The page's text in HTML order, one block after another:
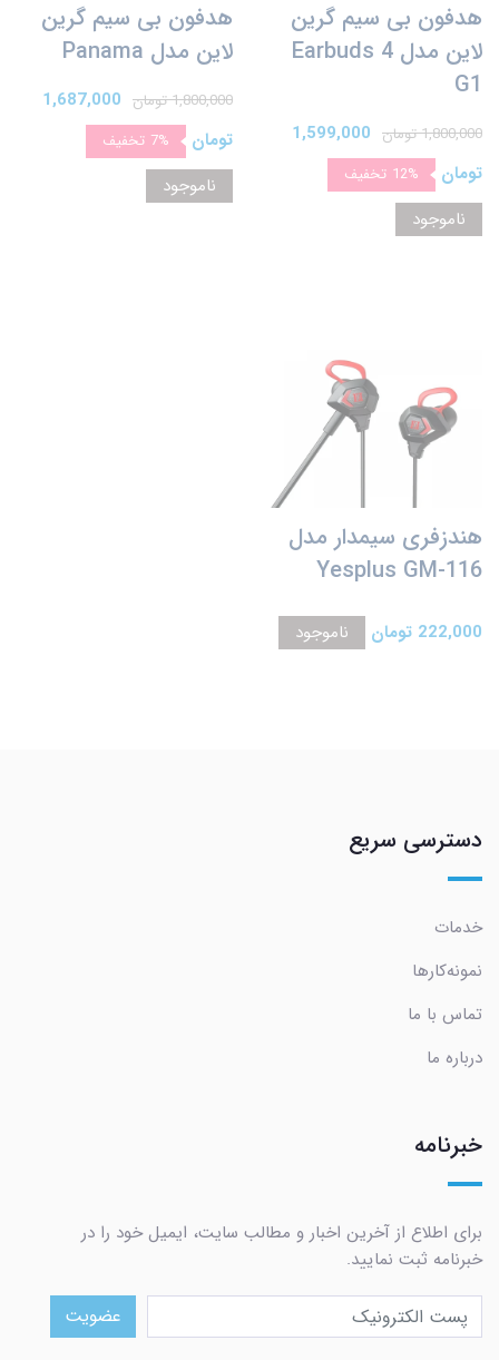
هدفون بی سیم گرین
لاین مدل Earbuds 4
G1
1,800,000 تومان
1,599,000
تومان
12% تخفیف
ناموجود
هدفون بی سیم گرین
لاین مدل Panama
1,800,000 تومان
1,687,000
تومان
7% تخفیف
ناموجود
هندزفری سیمدار مدل
Yesplus GM-116
222,000 تومان ناموجود
دسترسی سریع
خدمات
نمونه‌کارها
تماس با ما
درباره ما
خبرنامه
برای اطلاع از آخرین اخبار و مطالب سایت، ایمیل خود را در
خبرنامه ثبت نمایید.
عضویت